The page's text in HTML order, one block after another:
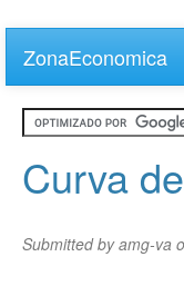
main
content
ZonaEconomica
Curva
Submitted byamg-va